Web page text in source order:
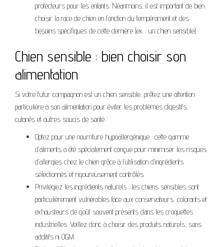
protecteurs pour les enfants. Néanmoins, il est important de bien
choisir la race de chien en fonction du tempérament et des
besoins spécifiques de cette dernière (ex. : un chien sensible).
Chien sensible : bien choisir son
alimentation
Si votre futur compagnon est un chien sensible, prêtez une attention
particulière à son alimentation pour éviter les problèmes digestifs,
cutanés et autres soucis de santé :
Optez pour une nourriture hypoallergénique : cette gamme
d’aliments a été spécialement conçue pour minimiser les risques
d’allergies chez le chien grâce à l’utilisation d’ingrédients
sélectionnés et rigoureusement contrôlés.
Privilégiez les ingrédients naturels : les chiens sensibles sont
particulièrement vulnérables face aux conservateurs, colorants et
exhausteurs de goût souvent présents dans les croquettes
industrielles. Veillez donc à choisir des produits naturels, sans
additifs ni OGM.